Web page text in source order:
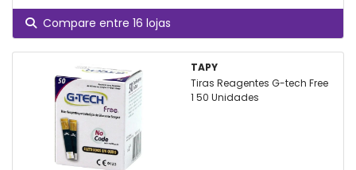
Compare entre 16 lojas
TAPY
Tiras Reagentes G-tech Free
1 50 Unidades